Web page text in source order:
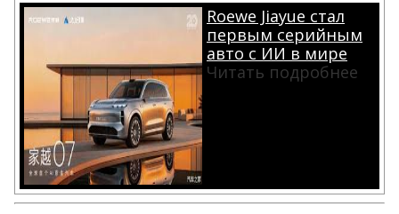
Roewe Jiayue стал
первым серийным
авто с ИИ в мире
Читать подробнее